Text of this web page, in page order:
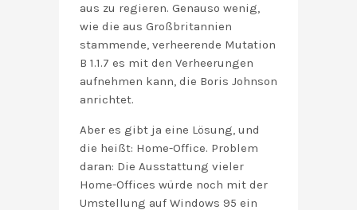
aus zu regieren. Genauso wenig,
wie die aus Großbritannien
stammende, verheerende Mutation
B 1.1.7 es mit den Verheerungen
aufnehmen kann, die Boris Johnson
anrichtet.
Aber es gibt ja eine Lösung, und
die heißt: Home-Office. Problem
daran: Die Ausstattung vieler
Home-Offices würde noch mit der
Umstellung auf Windows 95 ein